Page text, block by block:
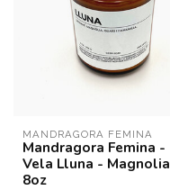
MANDRAGORA FEMINA
Mandragora Femina -
Vela Lluna - Magnolia
8oz